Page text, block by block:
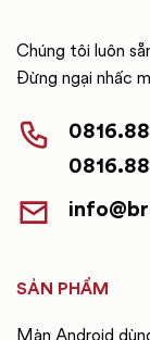
Chúng tôi luôn
Đừng ngại nhấc
SẢN PHẨM